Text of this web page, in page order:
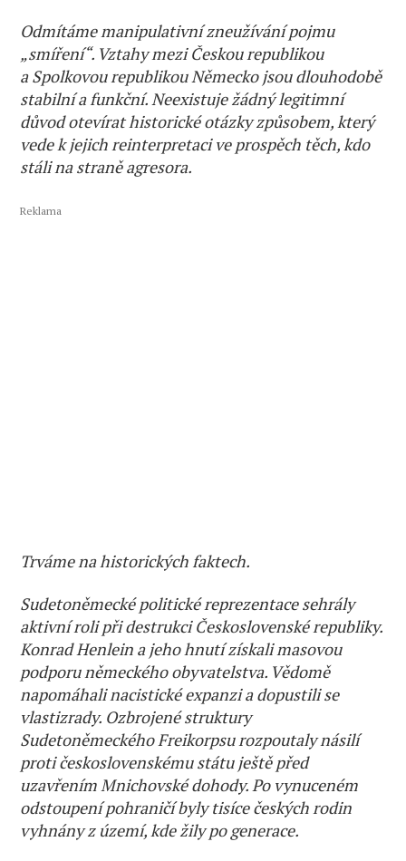
Odmítáme manipulativní zneužívání pojmu
„smíření“. Vztahy mezi Českou republikou
a Spolkovou republikou Německo jsou dlouhodobě
stabilní a funkční. Neexistuje žádný legitimní
důvod otevírat historické otázky způsobem, který
vede k jejich reinterpretaci ve prospěch těch, kdo
stáli na straně agresora.
Reklama
Trváme na historických faktech.
Sudetoněmecké politické reprezentace sehrály
aktivní roli při destrukci Československé republiky.
Konrad Henlein a jeho hnutí získali masovou
podporu německého obyvatelstva. Vědomě
napomáhali nacistické expanzi a dopustili se
vlastizrady. Ozbrojené struktury
Sudetoněmeckého Freikorpsu rozpoutaly násilí
proti československému státu ještě před
uzavřením Mnichovské dohody. Po vynuceném
odstoupení pohraničí byly tisíce českých rodin
vyhnány z území, kde žily po generace.